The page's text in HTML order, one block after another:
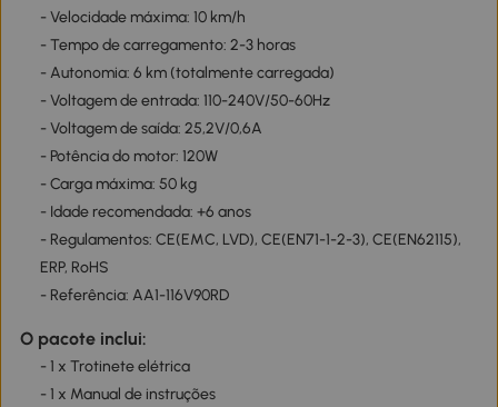
- Velocidade máxima: 10 km/h
- Tempo de carregamento: 2-3 horas
- Autonomia: 6 km (totalmente carregada)
- Voltagem de entrada: 110-240V/50-60Hz
- Voltagem de saída: 25,2V/0,6A
- Potência do motor: 120W
- Carga máxima: 50 kg
- Idade recomendada: +6 anos
- Regulamentos: CE(EMC, LVD), CE(EN71-1-2-3), CE(EN62115),
ERP, RoHS
- Referência: AA1-116V90RD
O pacote inclui:
- 1 x Trotinete elétrica
- 1 x Manual de instruções